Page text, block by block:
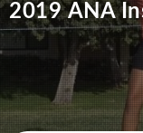
2019 ANA